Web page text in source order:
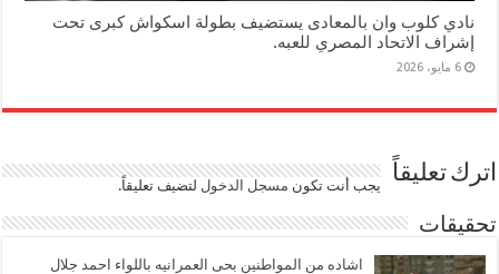
نادي كلوب وان بالمعادى يستضيف بطولة اسكواش كبرى تحت
إشراف الاتحاد المصري للعبه.
6 مايو، 2026
اترك تعليقاً يجب أنت تكون مسجل الدخول لتضيف تعليقاً.
تحقيقات
اشاده من المواطنين بحى العمرانيه باللواء احمد جلال